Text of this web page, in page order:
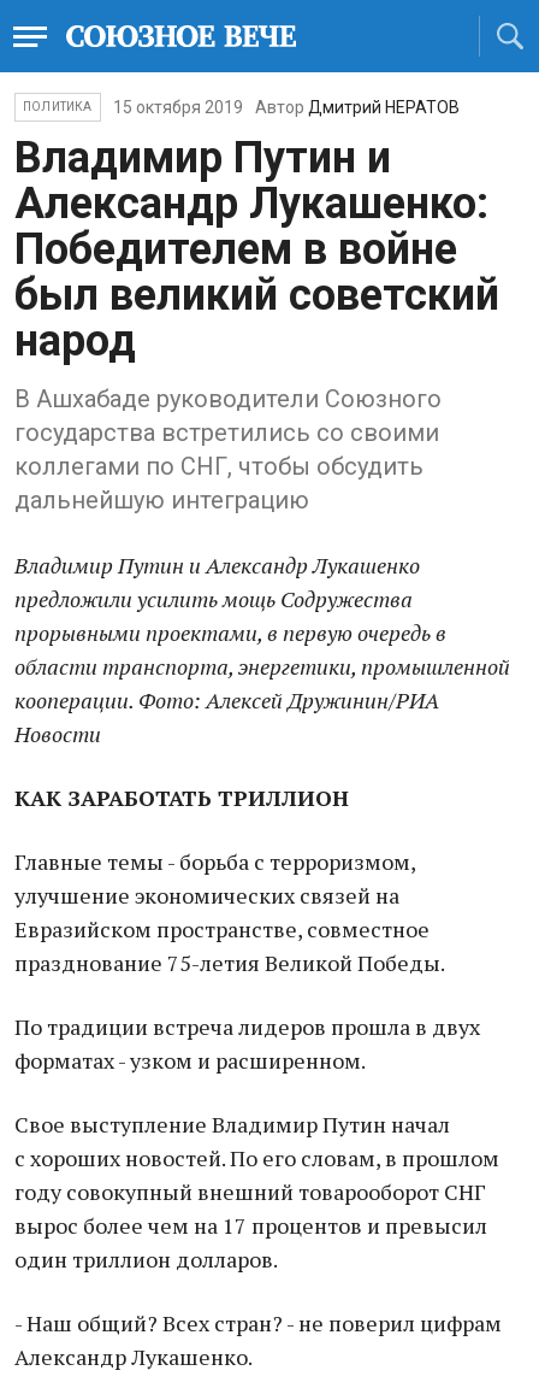
ПОЛИТИКА 15 октября 2019 Автор Дмитрий НЕРАТОВ
Владимир Путин и
Александр Лукашенко:
Победителем в войне
был великий советский
народ
В Ашхабаде руководители Союзного
государства встретились со своими
коллегами по СНГ, чтобы обсудить
дальнейшую интеграцию
Владимир Путин и Александр Лукашенко
предложили усилить мощь Содружества
прорывными проектами, в первую очередь в
области транспорта, энергетики, промышленной
кооперации. Фото: Алексей Дружинин/РИА
Новости
КАК ЗАРАБОТАТЬ ТРИЛЛИОН
Главные темы - борьба с терроризмом,
улучшение экономических связей на
Евразийском пространстве, совместное
празднование 75-летия Великой Победы.
По традиции встреча лидеров прошла в двух
форматах - узком и расширенном.
Свое выступление Владимир Путин начал
с хороших новостей. По его словам, в прошлом
году совокупный внешний товарооборот СНГ
вырос более чем на 17 процентов и превысил
один триллион долларов.
- Наш общий? Всех стран? - не поверил цифрам
Александр Лукашенко.